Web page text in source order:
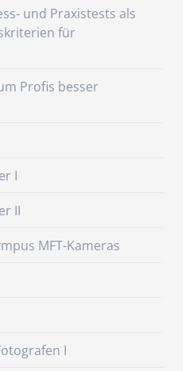
und Praxistests als
für
Profis besser
I
II
MFT-Kameras
I